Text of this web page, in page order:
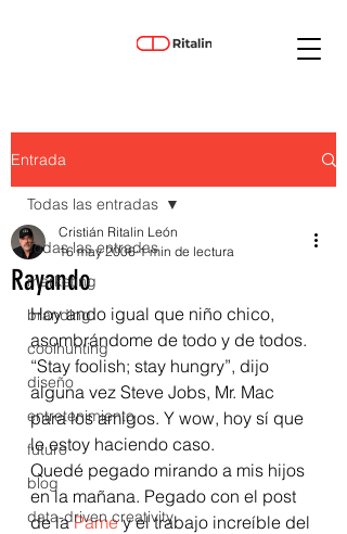
Entrada
Todas las entradas
marketing
branding
coolhunting
diseño
entretenimiento
futuro
blog
data-driven creativity
Todas las entradas
Rayando
Cristián Ritalin León
16 may 2006 1 min de lectura
Hoy ando igual que niño chico,
asombrándome de todo y de todos.
“Stay foolish; stay hungry”, dijo
alguna vez Steve Jobs, Mr. Mac
para los amigos. Y wow, hoy sí que
le estoy haciendo caso.
Quedé pegado mirando a mis hijos
en la mañana. Pegado con el post
de la Pame y el trabajo increíble del